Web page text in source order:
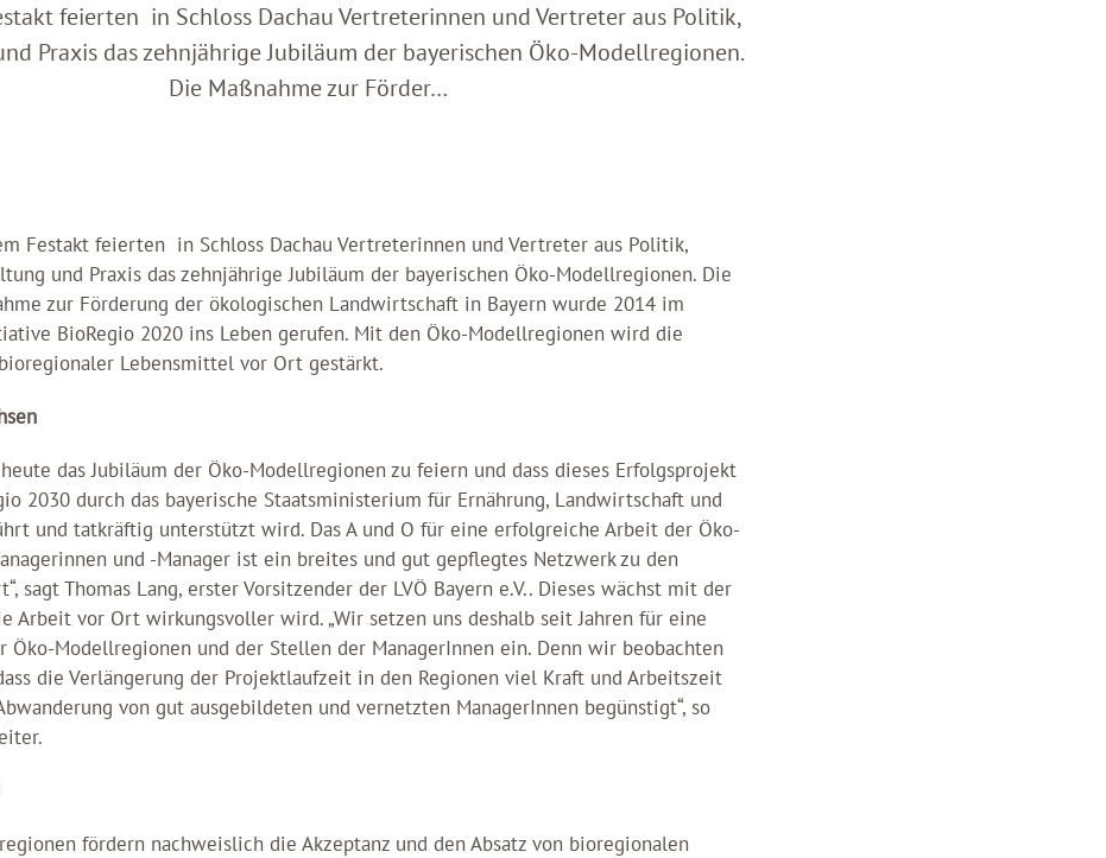
feierten in Schloss Dachau Vertreterinnen und Vertreter aus Politik,
Praxis das zehnjährige Jubiläum der bayerischen Öko-Modellregionen.
Die Maßnahme zur Förder…
Festakt feierten in Schloss Dachau Vertreterinnen und Vertreter aus Politik,
und Praxis das zehnjährige Jubiläum der bayerischen Öko-Modellregionen. Die
zur Förderung der ökologischen Landwirtschaft in Bayern wurde 2014 im
BioRegio 2020 ins Leben gerufen. Mit den Öko-Modellregionen wird die
Lebensmittel vor Ort gestärkt.
das Jubiläum der Öko-Modellregionen zu feiern und dass dieses Erfolgsprojekt
2030 durch das bayerische Staatsministerium für Ernährung, Landwirtschaft und
und tatkräftig unterstützt wird. Das A und O für eine erfolgreiche Arbeit der Öko-
und -Manager ist ein breites und gut gepflegtes Netzwerk zu den
sagt Thomas Lang, erster Vorsitzender der LVÖ Bayern e.V.. Dieses wächst mit der
Arbeit vor Ort wirkungsvoller wird. „Wir setzen uns deshalb seit Jahren für eine
Öko-Modellregionen und der Stellen der ManagerInnen ein. Denn wir beobachten
die Verlängerung der Projektlaufzeit in den Regionen viel Kraft und Arbeitszeit
von gut ausgebildeten und vernetzten ManagerInnen begünstigt“, so
fördern nachweislich die Akzeptanz und den Absatz von bioregionalen